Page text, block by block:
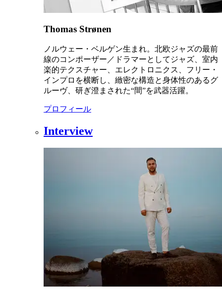
Thomas Strønen
ノルウェー・ベルゲン生まれ。北欧ジャズの最前
線のコンポーザー／ドラマーとしてジャズ、室内
楽的テクスチャー、エレクトロニクス、フリー・
インプロを横断し、緻密な構造と身体性のあるグ
ルーヴ、研ぎ澄まされた“間”を武器活躍。
プロフィール
Interview